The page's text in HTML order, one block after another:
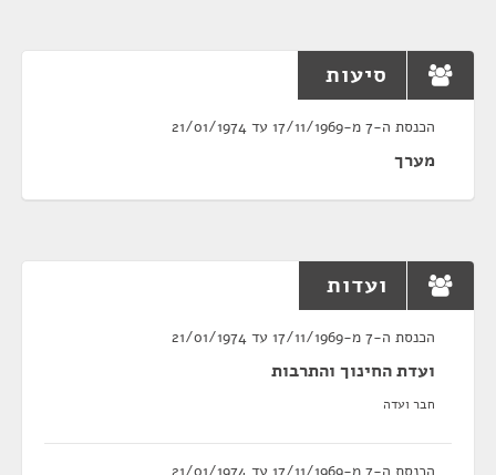
סיעות
הכנסת ה-7 מ-17/11/1969 עד 21/01/1974
מערך
ועדות
הכנסת ה-7 מ-17/11/1969 עד 21/01/1974
ועדת החינוך והתרבות
חבר ועדה